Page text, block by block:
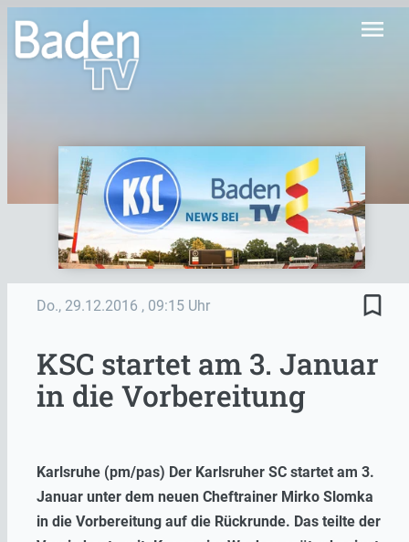
menu
Do., 29.12.2016 , 09:15 Uhr bookmark_border
KSC startet am 3. Januar
in die Vorbereitung
Karlsruhe (pm/pas) Der Karlsruher SC startet am 3.
Januar unter dem neuen Cheftrainer Mirko Slomka
in die Vorbereitung auf die Rückrunde. Das teilte der